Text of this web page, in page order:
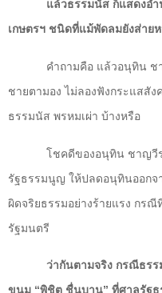
แล้วธรรมนัส ก็แสดงอ
เกษตรฯ ชนิดที่แม้พัดลมยังส่าย
คำถามคือ แล้วอนุทิน ช
ชายตามอง ไม่ลองฟังกระแสสั
ธรรมนัส พรหมเผ่า บ้างหรือ
โชคดีของอนุทิน ชาญวี
รัฐธรรมนูญ ให้ปลดอนุทินออกจ
ผิดจริยธรรมอย่างร้ายแรง กร
รัฐมนตรี
ว่ากันตามจริง กรณีธร
ขนม “พิชิต ชื่นบาน” ที่ศาลรัฐธ